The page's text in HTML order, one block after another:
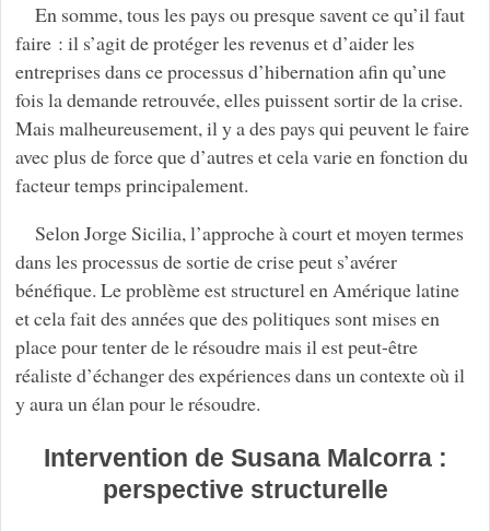
En somme, tous les pays ou presque savent ce qu’il faut
faire : il s’agit de protéger les revenus et d’aider les
entreprises dans ce processus d’hibernation afin qu’une
fois la demande retrouvée, elles puissent sortir de la crise.
Mais malheureusement, il y a des pays qui peuvent le faire
avec plus de force que d’autres et cela varie en fonction du
facteur temps principalement.
Selon Jorge Sicilia, l’approche à court et moyen termes
dans les processus de sortie de crise peut s’avérer
bénéfique. Le problème est structurel en Amérique latine
et cela fait des années que des politiques sont mises en
place pour tenter de le résoudre mais il est peut-être
réaliste d’échanger des expériences dans un contexte où il
y aura un élan pour le résoudre.
Intervention de Susana Malcorra :
perspective structurelle